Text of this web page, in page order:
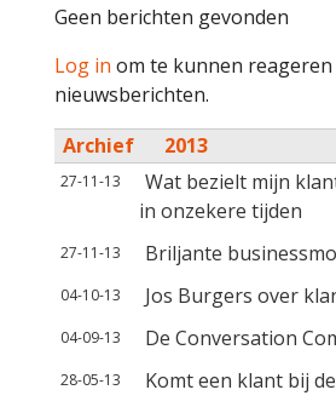
Geen berichten gevonden
Log in om te kunnen
nieuwsberichten.
Archief
2013
27-11-13
Wat bezielt mijn
in onzekere tijden
27-11-13 Briljante
04-10-13 Jos Burgers over
04-09-13 De Conversation
28-05-13 Komt een klant bij